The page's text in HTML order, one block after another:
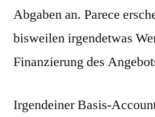
Abgaben an. Parece
bisweilen irgendetwas
Finanzierung des
Irgendeiner Basis-